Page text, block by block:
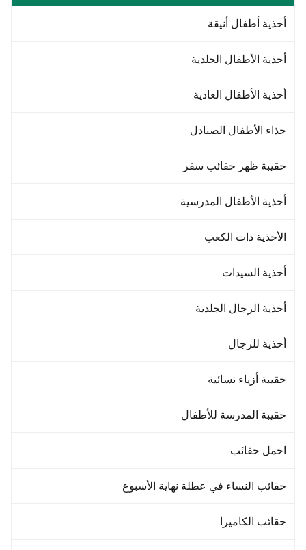
أحذية أطفال أنيقة
أحذية الأطفال الجلدية
أحذية الأطفال العادية
حذاء الأطفال الصنادل
حقيبة ظهر حقائب سفر
أحذية الأطفال المدرسية
الأحذية ذات الكعب
أحذية السيدات
أحذية الرجال الجلدية
أحذية للرجال
حقيبة أزياء نسائية
حقيبة المدرسة للأطفال
احمل حقائب
حقائب النساء في عطلة نهاية الأسبوع
حقائب الكاميرا